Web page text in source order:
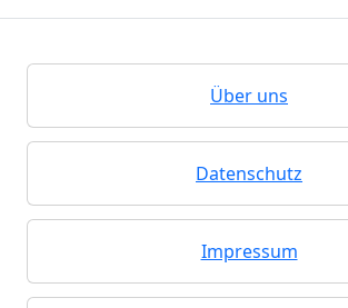
Über uns
Datenschutz
Impressum